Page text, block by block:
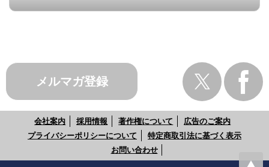
メルマガ登録
会社案内 採用情報 著作権について
広告のご案内
プライバシーポリシーについて
特定商取引法に基づく表示
お問い合わせ